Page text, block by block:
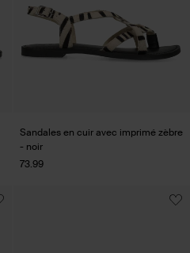
Sandales en cuir avec imprimé zèbre
- noir
73.99